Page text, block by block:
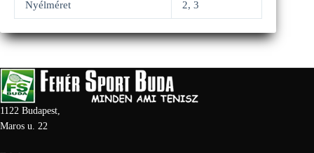
Nyélméret 2, 3
1122 Budapest,
Maros u. 22